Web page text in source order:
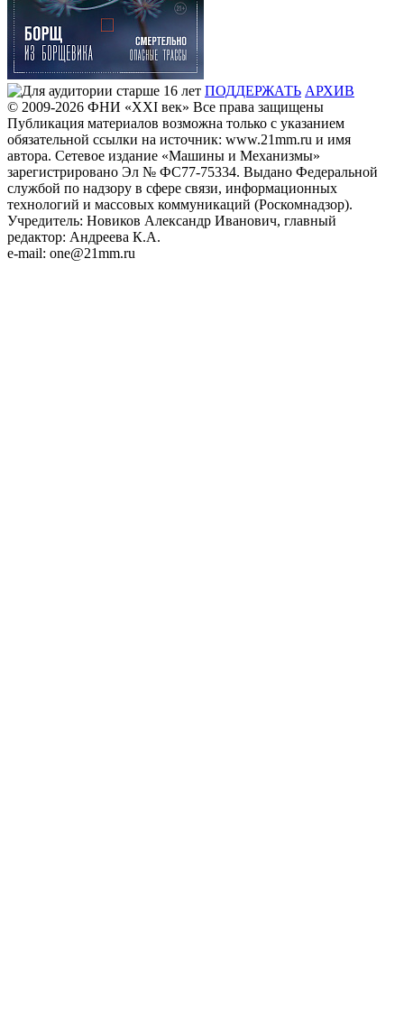
ПОДДЕРЖАТЬ АРХИВ
© 2009-2026 ФHИ «XXI век» Все права защищены
Публикация материалов возможна только с указанием
обязательной ссылки на источник: www.21mm.ru и имя
автора. Сетевое издание «Машины и Механизмы»
зарегистрировано Эл № ФС77-75334. Выдано Федеральной
службой по надзору в сфере связи, информационных
технологий и массовых коммуникаций (Роскомнадзор).
Учредитель: Новиков Александр Иванович, главный
редактор: Андреева К.А.
e-mail: one@21mm.ru